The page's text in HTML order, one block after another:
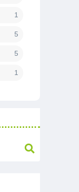
1
5
5
1